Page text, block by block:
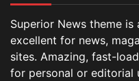
Superior News theme
excellent for news,
sites. Amazing, fast-
for personal or editorial